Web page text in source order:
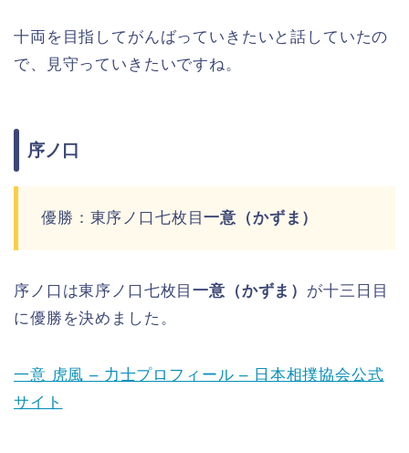
十両を目指してがんばっていきたいと話していたの
で、見守っていきたいですね。
序ノ口
優勝：東序ノ口七枚目一意（かずま）
序ノ口は東序ノ口七枚目一意（かずま） が十三日目
に優勝を決めました。
一意 虎風 – 力士プロフィール – 日本相撲協会公式
サイト